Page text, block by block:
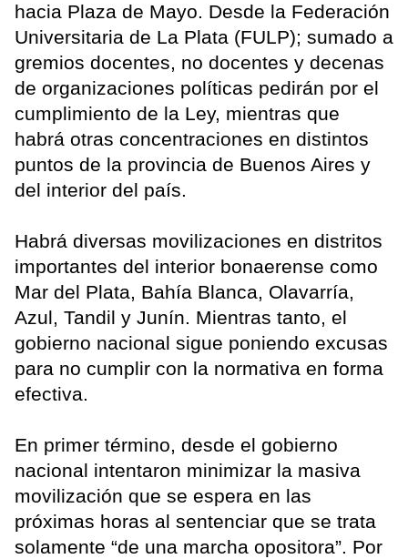
hacia Plaza de Mayo. Desde la Federación
Universitaria de La Plata (FULP); sumado a
gremios docentes, no docentes y decenas
de organizaciones políticas pedirán por el
cumplimiento de la Ley, mientras que
habrá otras concentraciones en distintos
puntos de la provincia de Buenos Aires y
del interior del país.
Habrá diversas movilizaciones en distritos
importantes del interior bonaerense como
Mar del Plata, Bahía Blanca, Olavarría,
Azul, Tandil y Junín. Mientras tanto, el
gobierno nacional sigue poniendo excusas
para no cumplir con la normativa en forma
efectiva.
En primer término, desde el gobierno
nacional intentaron minimizar la masiva
movilización que se espera en las
próximas horas al sentenciar que se trata
solamente “de una marcha opositora”. Por